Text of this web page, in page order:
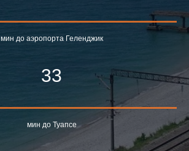
мин до аэропорта Геленджик
33
мин до Туапсе